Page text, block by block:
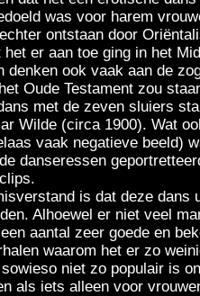
was voor harem
ontstaan door
het er aan toe ging in het
denken ook vaak aan de
Oude Testament zou
met de zeven sluiers
Wilde (circa 1900). Wat
vaak negatieve beeld)
danseressen
is dat deze dans
Alhoewel er niet veel
aantal zeer goede en
waarom het er zo
niet zo populair is
als iets alleen voor